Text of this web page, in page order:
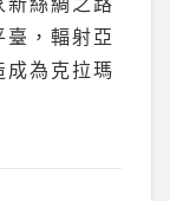
新絲綢之路
，輻射亞
成為克拉瑪